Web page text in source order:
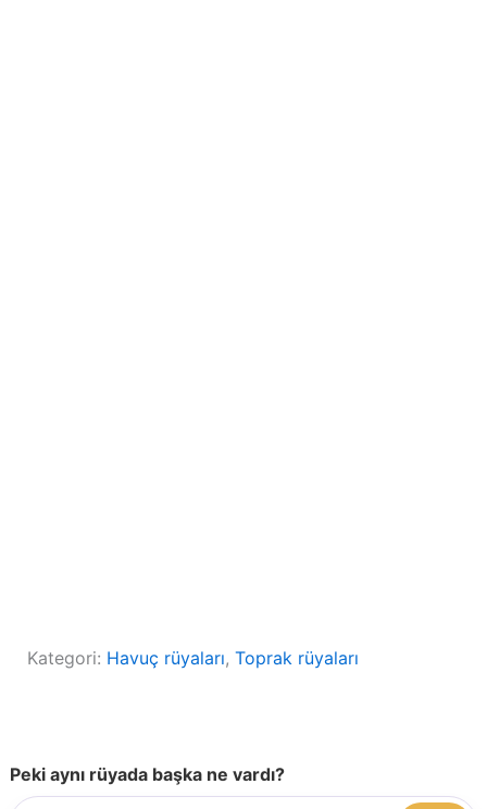
Kategori: Havuç rüyaları, Toprak rüyaları
Peki aynı rüyada başka ne vardı?